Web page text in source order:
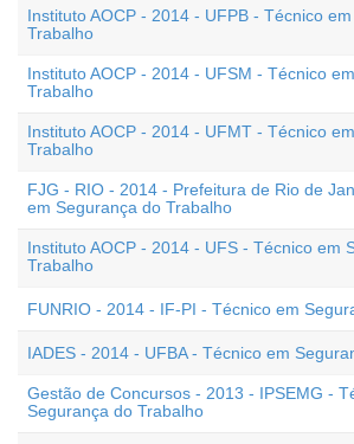
Instituto AOCP - 2014 - UFPB - Técnico
Trabalho
Instituto AOCP - 2014 - UFSM - Técnico
Trabalho
Instituto AOCP - 2014 - UFMT - Técnico
Trabalho
FJG - RIO - 2014 - Prefeitura de Rio de
em Segurança do Trabalho
Instituto AOCP - 2014 - UFS - Técnico em
Trabalho
FUNRIO - 2014 - IF-PI - Técnico em
IADES - 2014 - UFBA - Técnico em
Gestão de Concursos - 2013 - IPSEMG -
Segurança do Trabalho